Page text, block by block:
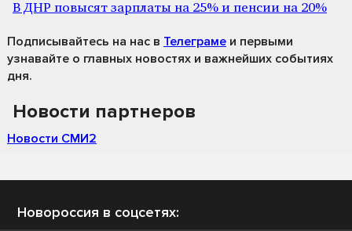
В ДНР повысят зарплаты на 25% и пенсии на 20%
Подписывайтесь на нас в Телеграме и первыми
узнавайте о главных новостях и важнейших событиях
дня.
Новости партнеров
Новости СМИ2
Новороссия в соцсетях: